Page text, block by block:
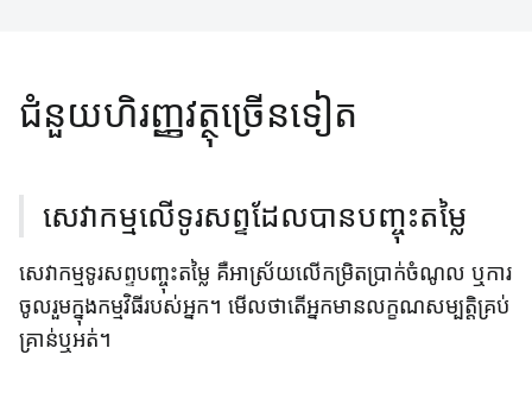
ជំនួយហិរញ្ញវត្ថុច្រើនទៀត
សេវាកម្មលើ​ទូរសព្ទ​ដែលបាន​បញ្ចុះតម្លៃ
​សេវាកម្មទូរសព្ទបញ្ចុះតម្លៃ គឺអាស្រ័យ​លើ​កម្រិតប្រាក់​ចំណូល ​ឬ​ការ​
ចូលរួម​ក្នុង​កម្ម​វិធី​របស់អ្នក។ មើលថាតើអ្នកមានលក្ខណសម្បត្តិគ្រប់
គ្រាន់ឬអត់។